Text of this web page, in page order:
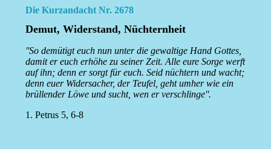
Die Kurzandacht Nr. 2678
Demut, Widerstand, Nüchternheit
''So demütigt euch nun unter die gewaltige Hand Gottes,
damit er euch erhöhe zu seiner Zeit. Alle eure Sorge werft
auf ihn; denn er sorgt für euch. Seid nüchtern und wacht;
denn euer Widersacher, der Teufel, geht umher wie ein
brüllender Löwe und sucht, wen er verschlinge''.
1. Petrus 5, 6-8